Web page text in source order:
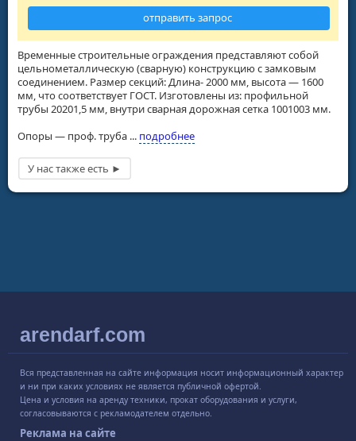
Временные строительные ограждения представляют собой
цельнометаллическую (сварную) конструкцию с замковым
соединением. Размер секций: Длина- 2000 мм, высота — 1600
мм, что соответствует ГОСТ. Изготовлены из: профильной
трубы 20201,5 мм, внутри сварная дорожная сетка 1001003 мм.
Опоры — проф. труба ... подробнее
отправить запрос
arendarf.com
Вся представленная на сайте информация носит информационный характер
и ни при каких условиях не является публичной офертой.
Цена и условия на аренду техники, прокат оборудования и услуги,
согласовываются с рекламодателем отдельно.
Реклама на сайте